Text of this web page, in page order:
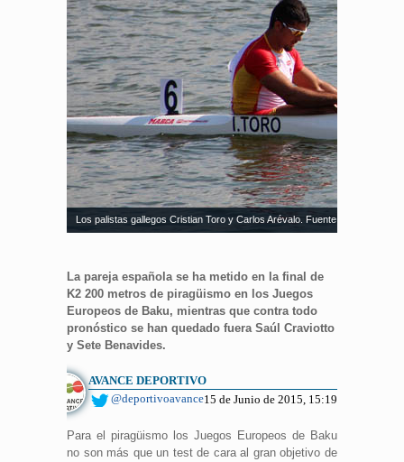
Los palistas gallegos Cristian Toro y Carlos Arévalo. Fuente: RFEP
La pareja española se ha metido en la final de
K2 200 metros de piragüismo en los Juegos
Europeos de Baku, mientras que contra todo
pronóstico se han quedado fuera Saúl Craviotto
y Sete Benavides.
AVANCE DEPORTIVO
@deportivoavance15 de Junio de 2015, 15:19
Para el piragüismo los Juegos Europeos de Baku
no son más que un test de cara al gran objetivo de